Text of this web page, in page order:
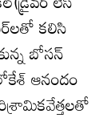
కలిసి
బోసన్‌
ఆనందం